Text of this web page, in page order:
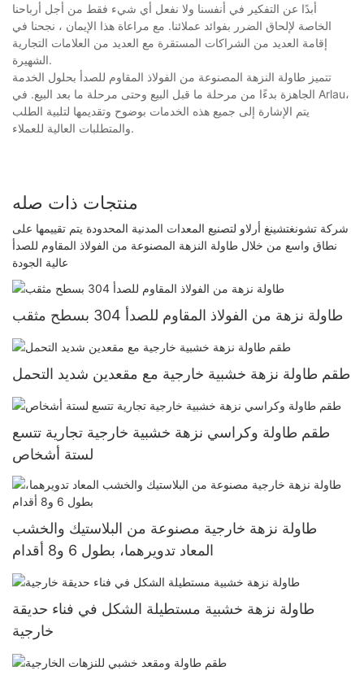
أبدًا عن التفكير في أنفسنا ولا نفعل أي شيء فقط من أجل أرباحنا
الخاصة لإلحاق الضرر بفوائد عملائنا. مع مراعاة هذا الإيمان ، نجحنا في
إقامة العديد من الشراكات المستقرة مع العديد من العلامات التجارية
الشهيرة.
تتميز طاولة النزهة المصنوعة من الفولاذ المقاوم للصدأ بحلول الخدمة
الجاهزة بدءًا من مرحلة ما قبل البيع وحتى مرحلة ما بعد البيع. في Arlau،
يتم الإشارة إلى جميع هذه الخدمات بوضوح وتقديمها لتلبية الطلب
والمتطلبات العالية للعملاء.
منتجات ذات صله
شركة تشونغتشينغ أرلاو لتصنيع المعدات المدنية المحدودة يتم تقييمها على
نطاق واسع من خلال طاولة النزهة المصنوعة من الفولاذ المقاوم للصدأ
عالية الجودة
طاولة نزهة من الفولاذ المقاوم للصدأ 304 بسطح مثقب
طقم طاولة نزهة خشبية خارجية مع مقعدين شديد التحمل
طقم طاولة وكراسي نزهة خشبية خارجية تجارية تتسع
لستة أشخاص
طاولة نزهة خارجية مصنوعة من البلاستيك والخشب
المعاد تدويرهما، بطول 6 و8 أقدام
طاولة نزهة خشبية مستطيلة الشكل في فناء حديقة
خارجية